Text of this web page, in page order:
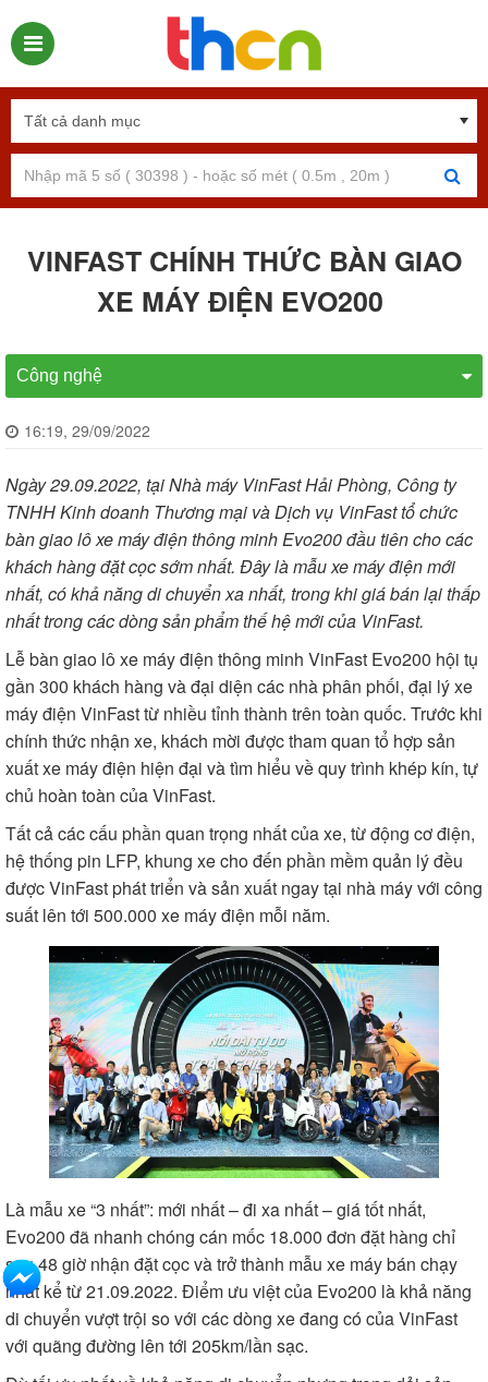
VINFAST CHÍNH THỨC BÀN GIAO
XE MÁY ĐIỆN EVO200
Công nghệ
16:19, 29/09/2022
Ngày 29.09.2022, tại Nhà máy VinFast Hải Phòng, Công ty
TNHH Kinh doanh Thương mại và Dịch vụ VinFast tổ chức
bàn giao lô xe máy điện thông minh Evo200 đầu tiên cho các
khách hàng đặt cọc sớm nhất. Đây là mẫu xe máy điện mới
nhất, có khả năng di chuyển xa nhất, trong khi giá bán lại thấp
nhất trong các dòng sản phẩm thế hệ mới của VinFast.
Lễ bàn giao lô xe máy điện thông minh VinFast Evo200 hội tụ
gần 300 khách hàng và đại diện các nhà phân phối, đại lý xe
máy điện VinFast từ nhiều tỉnh thành trên toàn quốc. Trước khi
chính thức nhận xe, khách mời được tham quan tổ hợp sản
xuất xe máy điện hiện đại và tìm hiểu về quy trình khép kín, tự
chủ hoàn toàn của VinFast.
Tất cả các cấu phần quan trọng nhất của xe, từ động cơ điện,
hệ thống pin LFP, khung xe cho đến phần mềm quản lý đều
được VinFast phát triển và sản xuất ngay tại nhà máy với công
suất lên tới 500.000 xe máy điện mỗi năm.
Là mẫu xe “3 nhất”: mới nhất – đi xa nhất – giá tốt nhất,
Evo200 đã nhanh chóng cán mốc 18.000 đơn đặt hàng chỉ
sau 48 giờ nhận đặt cọc và trở thành mẫu xe máy bán chạy
nhất kể từ 21.09.2022. Điểm ưu việt của Evo200 là khả năng
di chuyển vượt trội so với các dòng xe đang có của VinFast
với quãng đường lên tới 205km/lần sạc.